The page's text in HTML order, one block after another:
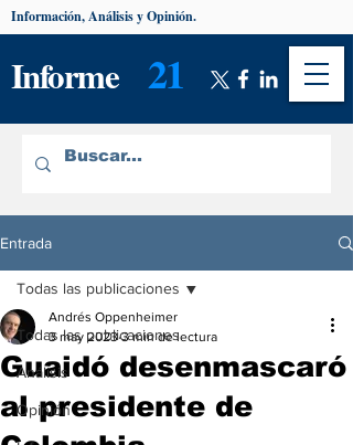
Informe 21
Información, Análisis y Opinión.
Entrada
Todas las publicaciones
Análisis
Opinión
Todas las publicaciones
Guaidó desenmascaró
al presidente de
Andrés Oppenheimer
3 may 2023 3 min de lectura